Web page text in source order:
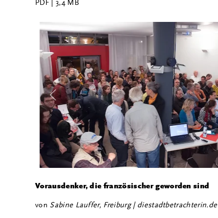
PDF | 3,4 MB
Vorausdenker, die französischer geworden sind
von Sabine Lauffer, Freiburg | diestadtbetrachterin.de